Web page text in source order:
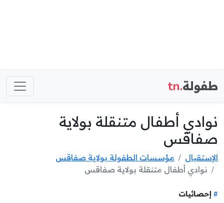
طفولة.tn
نوادي أطفال متنقلة بولاية
صفاقس
الإستقبال
مؤسسات الطفولة بولاية صفاقس
نوادي أطفال متنقلة بولاية صفاقس
إحصائيات